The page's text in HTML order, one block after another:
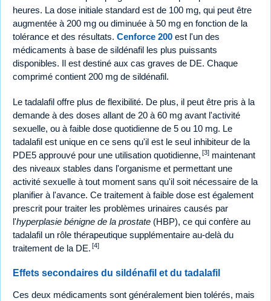
heures. La dose initiale standard est de 100 mg, qui peut être
augmentée à 200 mg ou diminuée à 50 mg en fonction de la
tolérance et des résultats. Cenforce 200 est l'un des
médicaments à base de sildénafil les plus puissants
disponibles. Il est destiné aux cas graves de DE. Chaque
comprimé contient 200 mg de sildénafil.
Le tadalafil offre plus de flexibilité. De plus, il peut être pris à la
demande à des doses allant de 20 à 60 mg avant l'activité
sexuelle, ou à faible dose quotidienne de 5 ou 10 mg. Le
tadalafil est unique en ce sens qu'il est le seul inhibiteur de la
PDE5 approuvé pour une utilisation quotidienne, [3] maintenant
des niveaux stables dans l'organisme et permettant une
activité sexuelle à tout moment sans qu'il soit nécessaire de la
planifier à l'avance. Ce traitement à faible dose est également
prescrit pour traiter les problèmes urinaires causés par
l'hyperplasie bénigne de la prostate (HBP), ce qui confère au
tadalafil un rôle thérapeutique supplémentaire au-delà du
traitement de la DE. [4]
Effets secondaires du sildénafil et du tadalafil
Ces deux médicaments sont généralement bien tolérés, mais